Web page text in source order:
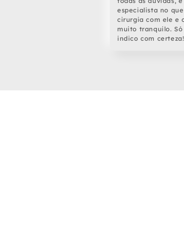
especialista no
cirurgia com ele e
muito tranquilo.
indico com certeza!